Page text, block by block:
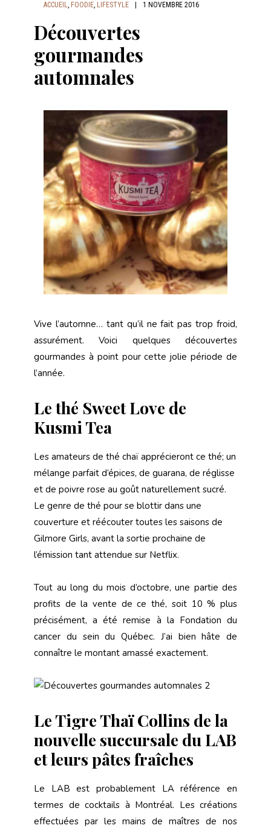
ACCUEIL, FOODIE, LIFESTYLE 1 NOVEMBRE 2016
Découvertes
gourmandes
automnales
Vive l’automne… tant qu’il ne fait pas trop froid,
assurément. Voici quelques découvertes
gourmandes à point pour cette jolie période de
l’année.
Le thé Sweet Love de
Kusmi Tea
Les amateurs de thé chaï apprécieront ce thé; un
mélange parfait d’épices, de guarana, de réglisse
et de poivre rose au goût naturellement sucré.
Le genre de thé pour se blottir dans une
couverture et réécouter toutes les saisons de
Gilmore Girls, avant la sortie prochaine de
l’émission tant attendue sur Netflix.
Tout au long du mois d’octobre, une partie des
profits de la vente de ce thé, soit 10 % plus
précisément, a été remise à la Fondation du
cancer du sein du Québec. J’ai bien hâte de
connaître le montant amassé exactement.
Le Tigre Thaï Collins de la
nouvelle succursale du LAB
et leurs pâtes fraîches
Le LAB est probablement LA référence en
termes de cocktails à Montréal. Les créations
effectuées par les mains de maîtres de nos